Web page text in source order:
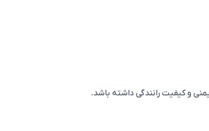
و کیفیت رانندگی داشته باشد.